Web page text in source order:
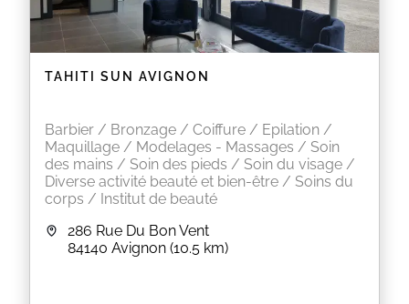
TAHITI SUN AVIGNON
Barbier / Bronzage / Coiffure / Epilation /
Maquillage / Modelages - Massages / Soin
des mains / Soin des pieds / Soin du visage /
Diverse activité beauté et bien-être / Soins du
corps / Institut de beauté
286 Rue Du Bon Vent
84140 Avignon (10.5 km)